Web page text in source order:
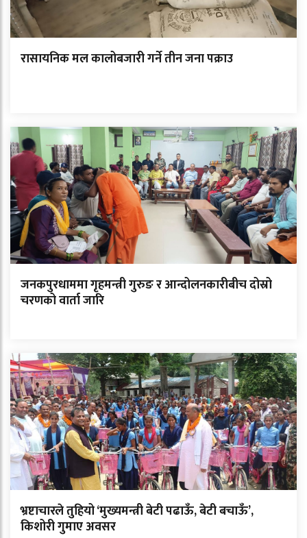
रासायनिक मल कालोबजारी गर्ने तीन जना पक्राउ
जनकपुरधाममा गृहमन्त्री गुरुङ र आन्दोलनकारीबीच दोस्रो
चरणको वार्ता जारि
भ्रष्टाचारले तुहियो ‘मुख्यमन्त्री बेटी पढाऊँ, बेटी बचाऊँ’,
किशोरी गुमाए अवसर